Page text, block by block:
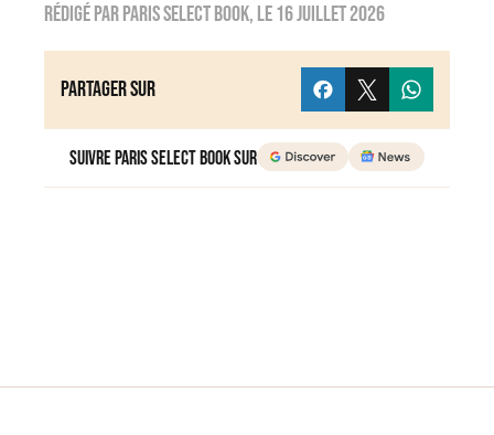
Rédigé parParis Select Book, le16 juillet 2026
Partager sur
Suivre Paris Select Book sur